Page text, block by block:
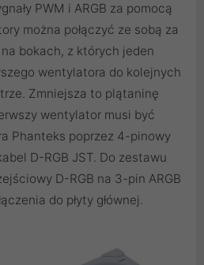
PWM i ARGB za pomocą
można połączyć ze sobą za
bokach, z których jeden
wentylatora do kolejnych
Zmniejsza to plątaninę
wentylator musi być
Phanteks poprzez 4-pinowy
D-RGB JST. Do zestawu
D-RGB na 3-pin ARGB
do płyty głównej.